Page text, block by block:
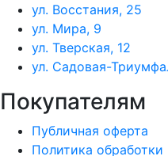
ул. Восстания, 25
ул. Мира, 9
ул. Тверская, 12
ул. Садовая-
Покупателям
Публичная оферта
Политика